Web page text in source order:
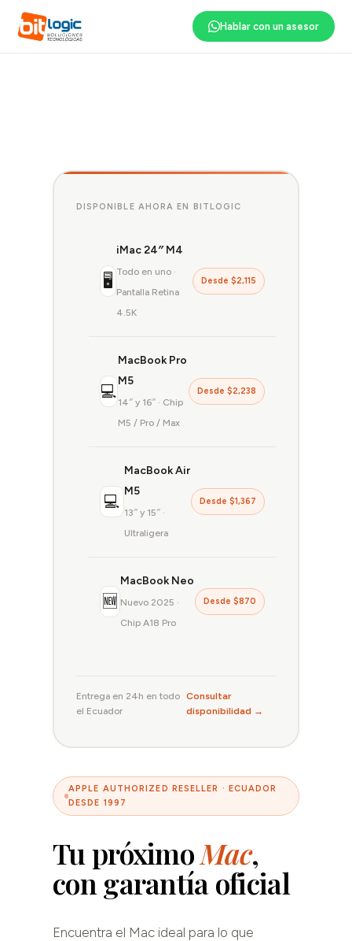
Hablar con un asesor
APPLE AUTHORIZED RESELLER · ECUADOR
DESDE 1997
Tu próximoMac,
con garantía oficial
Encuentra el Mac ideal para lo que
DISPONIBLE AHORA EN BITLOGIC
🖥
iMac 24″ M4
Todo en uno ·
Pantalla Retina
4.5K
Desde $2,115
💻
MacBook Pro
M5
14″ y 16″ · Chip
M5 / Pro / Max
Desde $2,238
💻
MacBook Air
M5
13″ y 15″ ·
Ultraligera
Desde $1,367
🆕
MacBook Neo
Nuevo 2025 ·
Chip A18 Pro
Desde $870
Entrega en 24h en todo
el Ecuador
Consultar
disponibilidad →